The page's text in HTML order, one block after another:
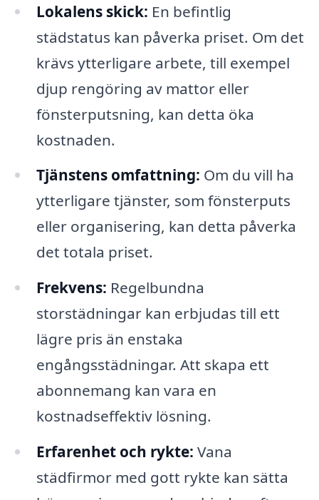
Lokalens skick: En befintlig
städstatus kan påverka priset. Om det
krävs ytterligare arbete, till exempel
djup rengöring av mattor eller
fönsterputsning, kan detta öka
kostnaden.
Tjänstens omfattning: Om du vill ha
ytterligare tjänster, som fönsterputs
eller organisering, kan detta påverka
det totala priset.
Frekvens: Regelbundna
storstädningar kan erbjudas till ett
lägre pris än enstaka
engångsstädningar. Att skapa ett
abonnemang kan vara en
kostnadseffektiv lösning.
Erfarenhet och rykte: Vana
städfirmor med gott rykte kan sätta